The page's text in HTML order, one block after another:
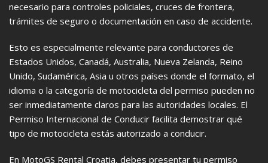
necesario para controles policiales, cruces de frontera,
trámites de seguro o documentación en caso de accidente.
Esto es especialmente relevante para conductores de
Estados Unidos, Canadá, Australia, Nueva Zelanda, Reino
Unido, Sudamérica, Asia u otros países donde el formato, el
idioma o la categoría de motocicleta del permiso pueden no
ser inmediatamente claros para las autoridades locales. El
Permiso Internacional de Conducir facilita demostrar qué
tipo de motocicleta estás autorizado a conducir.
En MotoGS Rental Croatia, debes presentar tu permiso